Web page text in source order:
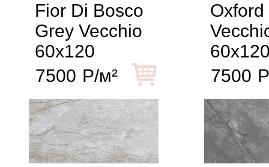
Fior Di Bosco
Grey Vecchio
60x120
7500 Р/м²
Oxford
7500